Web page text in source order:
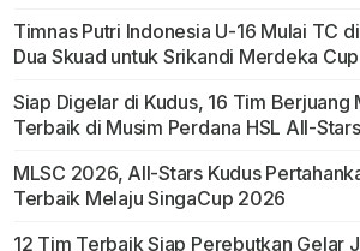
Timnas Putri Indonesia U-16 Mulai TC
Dua Skuad untuk Srikandi Merdeka Cup
Siap Digelar di Kudus, 16 Tim Berjuang
Terbaik di Musim Perdana HSL All-Stars
MLSC 2026, All-Stars Kudus
Terbaik Melaju SingaCup 2026
12 Tim Terbaik Siap Perebutkan Gelar